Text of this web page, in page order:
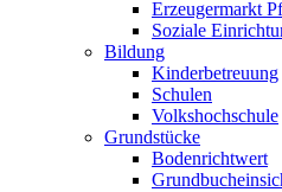
Erzeugermarkt
Soziale
Bildung
Kinderbetreuung
Schulen
Volkshochschule
Grundstücke
Bodenrichtwert